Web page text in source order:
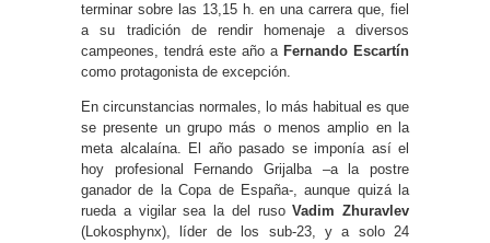
terminar sobre las 13,15 h. en una carrera que, fiel
a su tradición de rendir homenaje a diversos
campeones, tendrá este año a Fernando Escartín
como protagonista de excepción.
En circunstancias normales, lo más habitual es que
se presente un grupo más o menos amplio en la
meta alcalaína. El año pasado se imponía así el
hoy profesional Fernando Grijalba –a la postre
ganador de la Copa de España-, aunque quizá la
rueda a vigilar sea la del rusoVadim Zhuravlev
(Lokosphynx), líder de los sub-23, y a solo 24